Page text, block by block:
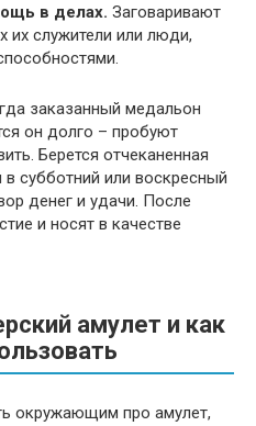
в делах. Заговаривают
их служители или люди,
заказанный медальон
он долго – пробуют
Берется отчеканенная
субботний или воскресный
денег и удачи. После
и носят в качестве
амулет и как
окружающим про амулет,